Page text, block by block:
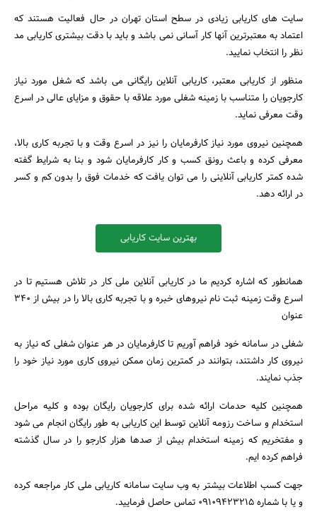
جستجو
سایت های کاریابی زیادی در سطح استان تهران در حال فعالیت هستند که
اعتماد به معتبرترین آنها کار آسانی نمی باشد و باید با دقت بیشتری کاریابی مد
نظر را انتخاب نمایید.
منظور از کاریابی معتبر، کاریابی آنلاین رایگانی می باشد که شغل مورد نیاز
کارجویان را متناسب با زمینه شغلی مورد علاقه با حقوق و مزایای عالی در اسرع
وقت معرفی نماید.
همچنین نیروی مورد نیاز کارفرمایان را نیز در اسرع وقت و با تجربه کاری بالا،
معرفی کرده و باعث رونق کسب و کار کارفرمایان شود و بنا به شرایط گفته
شده کمتر کاریابی آنلاینی را می توان یافت که خدمات فوق را بدون کم و کسر
در ارائه دهد.
بهترین سایت کاریابی
همانطور که اشاره کردیم ما در کاریابی آنلاین ملی کار در تلاش هستیم تا در
اسرع وقت زمینه ثبت نام نیروهای خبره و با تجربه کاری بالا را در بیش از 340
عنوان
شغلی در سامانه خود فراهم آوریم تا کارفرمایان در هر عنوان شغلی که نیاز به
نیروی کار داشتند، بتوانند در کمترین زمان ممکن نیروی کاری مورد نیاز خود را
جذب نمایند.
همچنین کلیه حدمات ارائه شده برای کارجویان رایگان بوده و کلیه مراحل
استخدام و ساخت رزومه آنلاین توسط این کاریابی به طور رایگان انجام می شود
و مفتخریم که زمینه استخدام بیش از صدها هزار کارجو را در سال گذشته
فراهم کرده ایم.
جهت کسب اطلاعات بیشتر به وب سایت سامانه کاریابی ملی کار مراجعه کرده
و یا با شماره 09109423215 تماس حاصل فرمایید.